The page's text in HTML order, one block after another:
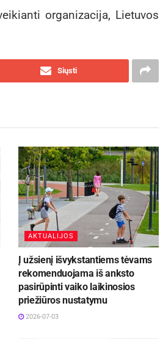
organizacija, Lietuvos
Siųsti
AKTUALIJOS
Į užsienį išvykstantiems tėvams
rekomenduojama iš anksto
pasirūpinti vaiko laikinosios
priežiūros nustatymu
2026-07-03